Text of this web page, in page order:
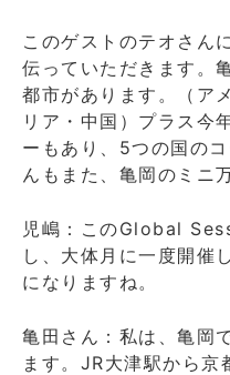
このゲストのテオさん
伝っていただきます。
都市があります。（ア
リア・中国）プラス今
ーもあり、5つの国の
んもまた、亀岡のミニ
児嶋：このGlobal
し、大体月に一度開催
になりますね。
亀田さん：私は、亀岡
ます。JR大津駅から京